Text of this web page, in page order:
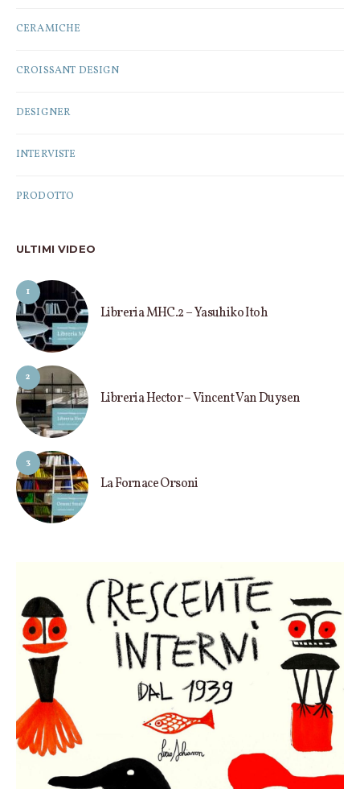
CERAMICHE
CROISSANT DESIGN
DESIGNER
INTERVISTE
PRODOTTO
ULTIMI VIDEO
1
Libreria MHC.2 – Yasuhiko Itoh
2
Libreria Hector – Vincent Van Duysen
3
La Fornace Orsoni